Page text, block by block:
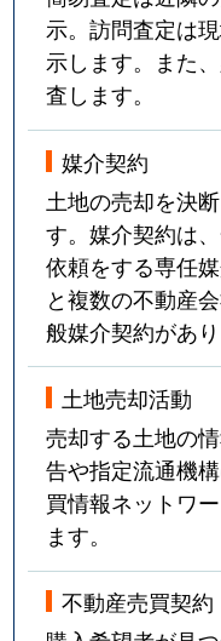
示。訪問査定は
示します。また
査します。
媒介契約
土地の売却を決
す。媒介契約は
依頼をする専任
と複数の不動産
般媒介契約があり
土地売却活動
売却する土地の
告や指定流通機
買情報ネットワ
ます。
不動産売買契約